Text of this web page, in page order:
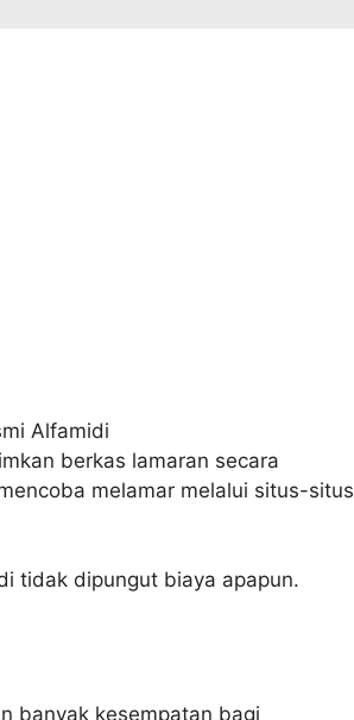
Alfamidi
berkas lamaran secara
melamar melalui situs-situs
tidak dipungut biaya apapun.
banyak kesempatan bagi